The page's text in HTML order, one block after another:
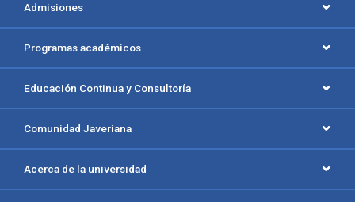
Admisiones
Programas académicos
Educación Continua y Consultoría
Comunidad Javeriana
Acerca de la universidad